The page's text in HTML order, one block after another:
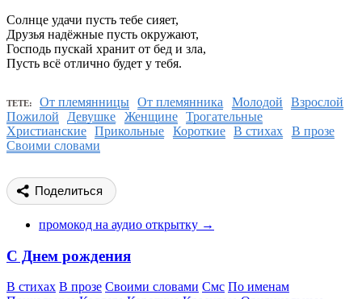
Солнце удачи пусть тебе сияет,
Друзья надёжные пусть окружают,
Господь пускай хранит от бед и зла,
Пусть всё отлично будет у тебя.
ТЕТЕ: От племянницы От племянника Молодой
Взрослой
Пожилой
Девушке Женщине
Трогательные
Христианские
Прикольные Короткие В стихах
В прозе
Своими словами
Поделиться
промокод на аудио открытку →
С Днем рождения
В стихах В прозе Своими словами Смс По именам